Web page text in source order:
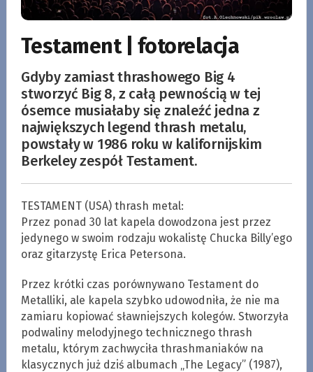
Testament | fotorelacja
Gdyby zamiast thrashowego Big 4
stworzyć Big 8, z całą pewnością w tej
ósemce musiałaby się znaleźć jedna z
największych legend thrash metalu,
powstały w 1986 roku w kalifornijskim
Berkeley zespół Testament.
TESTAMENT (USA) thrash metal:
Przez ponad 30 lat kapela dowodzona jest przez
jedynego w swoim rodzaju wokalistę Chucka Billy’ego
oraz gitarzystę Erica Petersona.
Przez krótki czas porównywano Testament do
Metalliki, ale kapela szybko udowodniła, że nie ma
zamiaru kopiować sławniejszych kolegów. Stworzyła
podwaliny melodyjnego technicznego thrash
metalu, którym zachwyciła thrashmaniaków na
klasycznych już dziś albumach „The Legacy” (1987),